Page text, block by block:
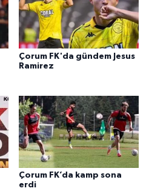
Çorum FK'da gündem Jesus
Ramirez
Çorum FK’da kamp sona
erdi